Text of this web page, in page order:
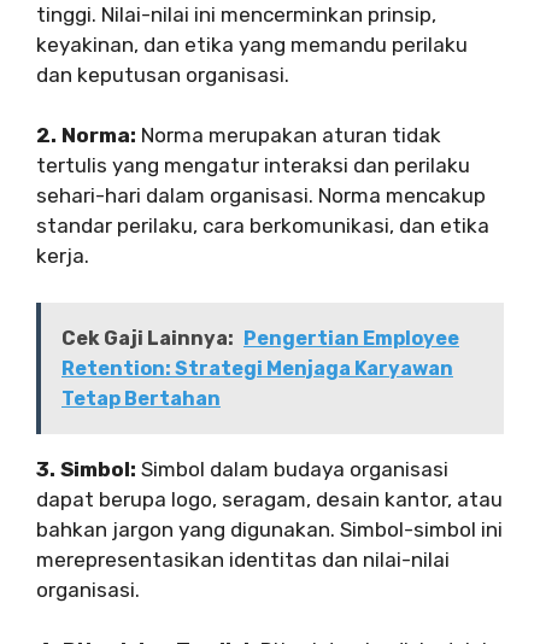
tinggi. Nilai-nilai ini mencerminkan prinsip,
keyakinan, dan etika yang memandu perilaku
dan keputusan organisasi.
2. Norma: Norma merupakan aturan tidak
tertulis yang mengatur interaksi dan perilaku
sehari-hari dalam organisasi. Norma mencakup
standar perilaku, cara berkomunikasi, dan etika
kerja.
Cek Gaji Lainnya: Pengertian Employee
Retention: Strategi Menjaga Karyawan
Tetap Bertahan
3. Simbol: Simbol dalam budaya organisasi
dapat berupa logo, seragam, desain kantor, atau
bahkan jargon yang digunakan. Simbol-simbol ini
merepresentasikan identitas dan nilai-nilai
organisasi.